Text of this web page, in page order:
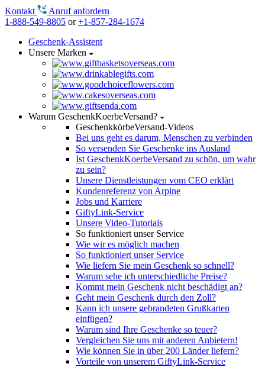
Kontakt
Anruf anfordern
1-888-549-8805 or+1-857-284-1674
Geschenk-Assistent
Unsere Marken
Warum GeschenkKoerbeVersand?
GeschenkkörbeVersand-Videos
Bei uns geht es darum, Menschen zu verbinden
So versenden Sie Geschenke ins Ausland
Ist GeschenkKoerbeVersand zu schön, um wahr
zu sein?
Unsere Dienstleistungen vom CEO erklärt
Kundenreferenz von Arpine
Jobs und Karriere
GiftyLink-Service
Unsere Video-Tutorials
So funktioniert unser Service
Wie wir es möglich machen
So funktioniert unser Service
Wie liefern Sie mein Geschenk so schnell?
Warum sehe ich unterschiedliche Preise?
Kommt mein Geschenk nicht beschädigt an?
Geht mein Geschenk durch den Zoll?
Kann ich unsere gebrandeten Grußkarten
einfügen?
Warum sind Ihre Geschenke so teuer?
Vergleichen Sie uns mit anderen Anbietern!
Wie können Sie in über 200 Länder liefern?
Vorteile von unserem GiftyLink-Service